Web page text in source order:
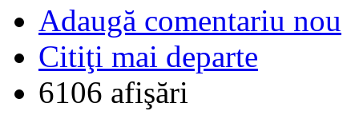
Adaugă comentariu nou
Citiţi mai departe
6106 afişări